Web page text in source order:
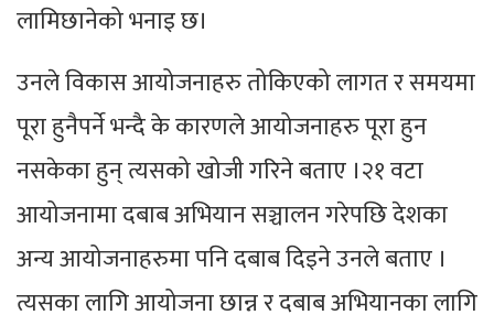
लामिछानेको भनाइ छ।
उनले विकास आयोजनाहरु तोकिएको लागत र समयमा
पूरा हुनैपर्ने भन्दै के कारणले आयोजनाहरु पूरा हुन
नसकेका हुन् त्यसको खोजी गरिने बताए ।२१ वटा
आयोजनामा दबाब अभियान सञ्चालन गरेपछि देशका
अन्य आयोजनाहरुमा पनि दबाब दिइने उनले बताए ।
त्यसका लागि आयोजना छान्न र दबाब अभियानका लागि